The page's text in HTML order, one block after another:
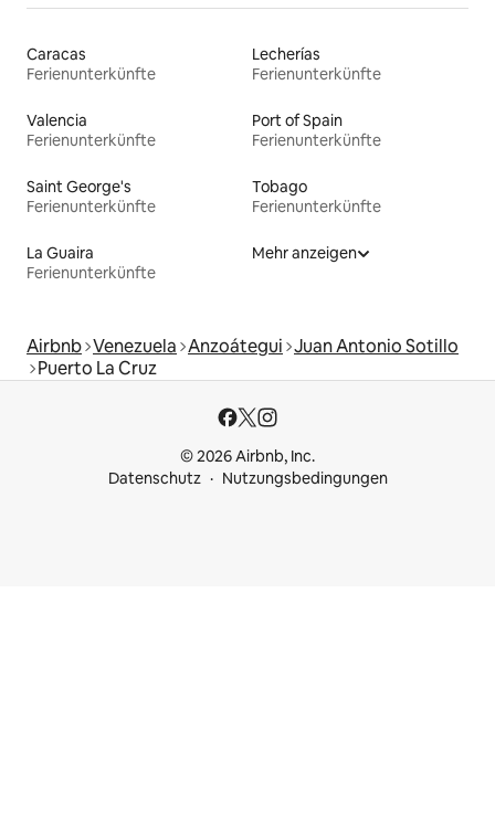
Caracas
Ferienunterkünfte
Lecherías
Ferienunterkünfte
Valencia
Ferienunterkünfte
Port of Spain
Ferienunterkünfte
Saint George's
Ferienunterkünfte
Tobago
Ferienunterkünfte
La Guaira
Ferienunterkünfte
Mehr anzeigen
Airbnb Venezuela Anzoátegui Juan Antonio Sotillo
Puerto La Cruz
© 2026 Airbnb, Inc.
Datenschutz
Nutzungsbedingungen